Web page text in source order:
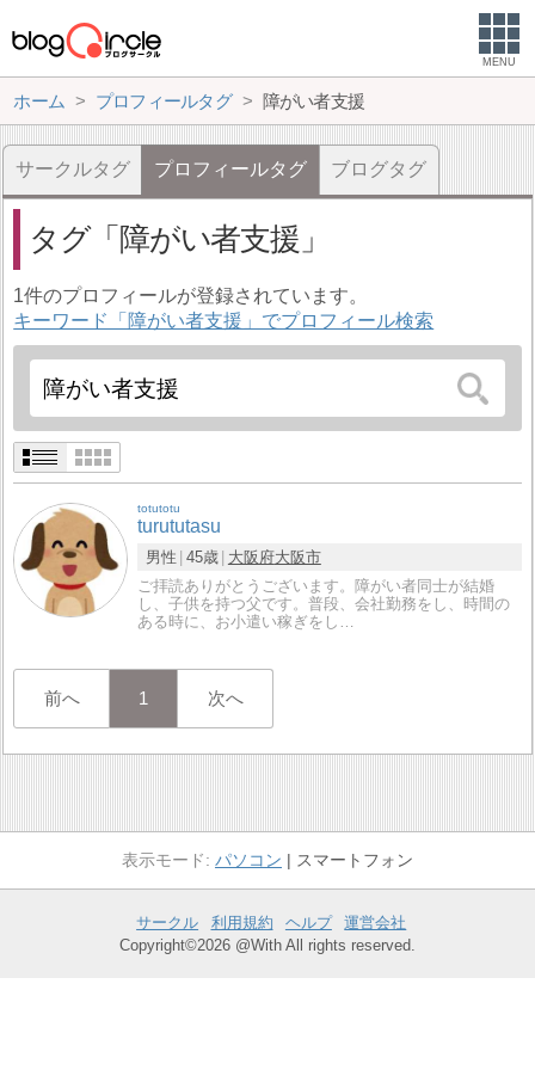
MENU
ホーム プロフィールタグ 障がい者支援
サークルタグ プロフィールタグ ブログタグ
タグ 障がい者支援
1件のプロフィールが登録されています。
キーワード「障がい者支援」でプロフィール検索
totutotu
turututasu
男性 45歳 大阪府大阪市
ご拝読ありがとうございます。障がい者同士が結婚
し、子供を持つ父です。普段、会社勤務をし、時間の
ある時に、お小遣い稼ぎをし…
前へ 1 次へ
パソコン スマートフォン
サークル 利用規約 ヘルプ
運営会社
Copyright©2026 @With All rights reserved.